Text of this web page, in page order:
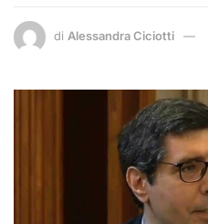
di Alessandra Ciciotti